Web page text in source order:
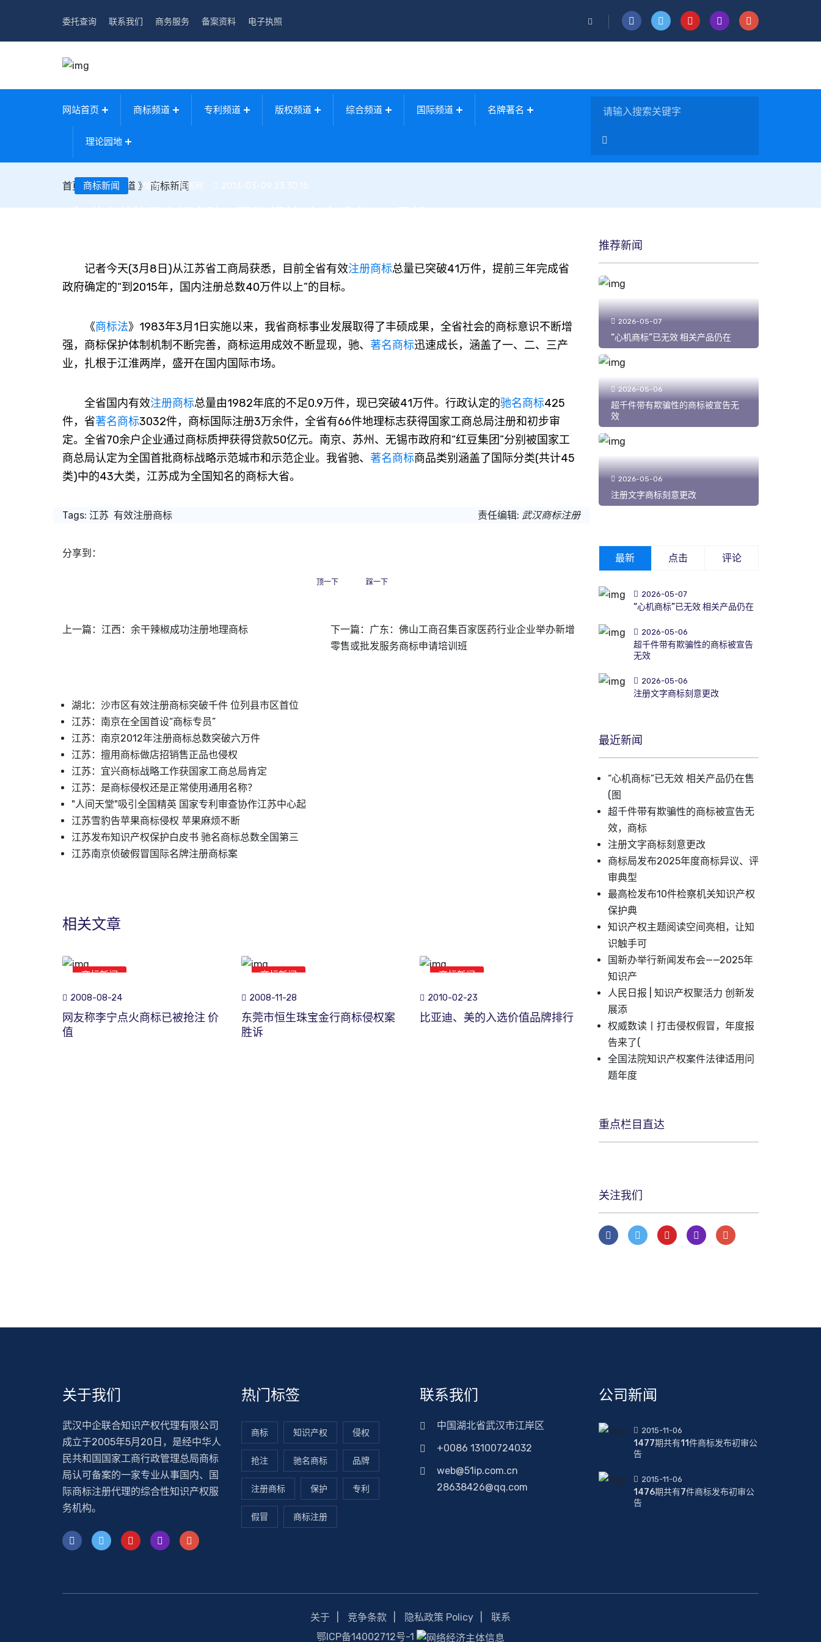
委托查询 联系我们 商务服务 备案资料 电子执照
网站首页 商标频道 专利频道 版权频道 综合频道 国际频道 名牌著名
理论园地
首页 》商标频道 》商标新闻
商标新闻 邹伟 南报网 2013-03-09 23:30:15
记者今天(3月8日)从江苏省工商局获悉，目前全省有效注册商标总量已突破41万件，提前三年完成省
政府确定的“到2015年，国内注册总数40万件以上”的目标。
《商标法》1983年3月1日实施以来，我省商标事业发展取得了丰硕成果，全省社会的商标意识不断增
强，商标保护体制机制不断完善，商标运用成效不断显现，驰、 著名商标迅速成长，涵盖了一、二、三产
业，扎根于江淮两岸，盛开在国内国际市场。
全省国内有效注册商标总量由1982年底的不足0.9万件，现已突破41万件。行政认定的驰名商标425
件，省著名商标3032件，商标国际注册3万余件，全省有66件地理标志获得国家工商总局注册和初步审
定。全省70余户企业通过商标质押获得贷款50亿元。南京、苏州、无锡市政府和“红豆集团”分别被国家工
商总局认定为全国首批商标战略示范城市和示范企业。我省驰、 著名商标商品类别涵盖了国际分类(共计45
类)中的43大类，江苏成为全国知名的商标大省。
Tags: 江苏 有效注册商标 责任编辑: 武汉商标注册
分享到：
顶一下 踩一下
上一篇： 江西：余干辣椒成功注册地理商标 下一篇： 广东：佛山工商召集百家医药行业企业举办新增
零售或批发服务商标申请培训班
湖北：沙市区有效注册商标突破千件 位列县市区首位
江苏：南京在全国首设“商标专员”
江苏：南京2012年注册商标总数突破六万件
江苏：擅用商标做店招销售正品也侵权
江苏：宜兴商标战略工作获国家工商总局肯定
江苏：是商标侵权还是正常使用通用名称？
"人间天堂"吸引全国精英 国家专利审查协作江苏中心起
江苏雪豹告苹果商标侵权 苹果麻烦不断
江苏发布知识产权保护白皮书 驰名商标总数全国第三
江苏南京侦破假冒国际名牌注册商标案
相关文章
商标新闻
2008-08-24
网友称李宁点火商标已被抢注 价
值
商标新闻
2008-11-28
东莞市恒生珠宝金行商标侵权案
胜诉
商标新闻
2010-02-23
比亚迪、美的入选价值品牌排行
推荐新闻
2026-05-07
“心机商标”已无效 相关产品仍在
2026-05-06
超千件带有欺骗性的商标被宣告无
效
2026-05-06
注册文字商标刻意更改
最新 点击 评论
2026-05-07
“心机商标”已无效 相关产品仍在
2026-05-06
超千件带有欺骗性的商标被宣告
无效
2026-05-06
注册文字商标刻意更改
最近新闻
“心机商标”已无效 相关产品仍在售
(图
超千件带有欺骗性的商标被宣告无
效，商标
注册文字商标刻意更改
商标局发布2025年度商标异议、评
审典型
最高检发布10件检察机关知识产权
保护典
知识产权主题阅读空间亮相，让知
识触手可
国新办举行新闻发布会——2025年
知识产
人民日报 | 知识产权聚活力 创新发
展添
权威数读丨打击侵权假冒，年度报
告来了(
全国法院知识产权案件法律适用问
题年度
重点栏目直达
关注我们
关于我们
武汉中企联合知识产权代理有限公司
成立于2005年5月20日，是经中华人
民共和国国家工商行政管理总局商标
局认可备案的一家专业从事国内、国
际商标注册代理的综合性知识产权服
务机构。
热门标签
商标 知识产权 侵权
抢注 驰名商标 品牌
注册商标 保护 专利
假冒 商标注册
联系我们
中国湖北省武汉市江岸区
+0086 13100724032
web@51ip.com.cn
28638426@qq.com
公司新闻
2015-11-06
1477期共有11件商标发布初审公
告
2015-11-06
1476期共有7件商标发布初审公
告
关于 竞争条款 隐私政策 Policy
联系
鄂ICP备14002712号-1